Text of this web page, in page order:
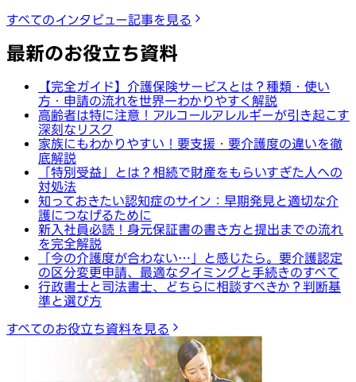
すべてのインタビュー記事を見る
最新のお役立ち資料
【完全ガイド】介護保険サービスとは？種類・使い
方・申請の流れを世界一わかりやすく解説
高齢者は特に注意！アルコールアレルギーが引き起こす
深刻なリスク
家族にもわかりやすい！要支援・要介護度の違いを徹
底解説
「特別受益」とは？相続で財産をもらいすぎた人への
対処法
知っておきたい認知症のサイン：早期発見と適切な介
護につなげるために
新入社員必読！身元保証書の書き方と提出までの流れ
を完全解説
「今の介護度が合わない…」と感じたら。要介護認定
の区分変更申請、最適なタイミングと手続きのすべて
行政書士と司法書士、どちらに相談すべきか？判断基
準と選び方
すべてのお役立ち資料を見る